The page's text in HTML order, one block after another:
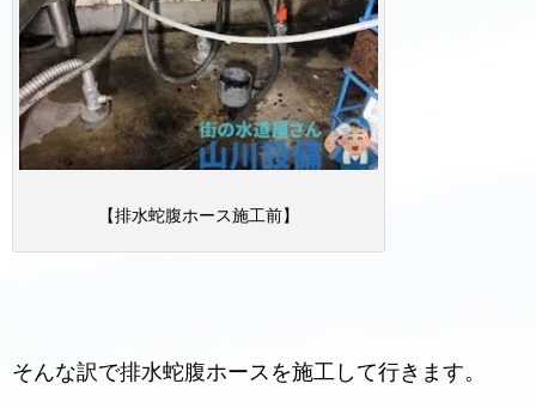
【排水蛇腹ホース施工前】
そんな訳で排水蛇腹ホースを施工して行きます。